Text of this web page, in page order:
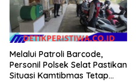
Melalui Patroli Barcode,
Personil Polsek Selat Pastikan
Situasi Kamtibmas Tetap